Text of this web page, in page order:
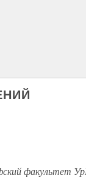
факультет